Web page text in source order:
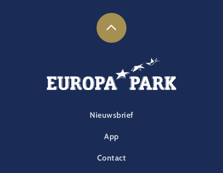
FOOTER-PARK
Nieuwsbrief
App
Contact